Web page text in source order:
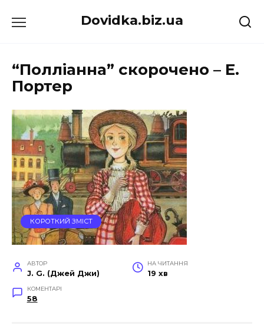
до
Dovidka.biz.ua
“Полліанна” скорочено – Е.
Портер
КОРОТКИЙ ЗМІСТ
АВТОР
J. G. (Джей Джи)
НА ЧИТАННЯ
19 хв
КОМЕНТАРІ
58